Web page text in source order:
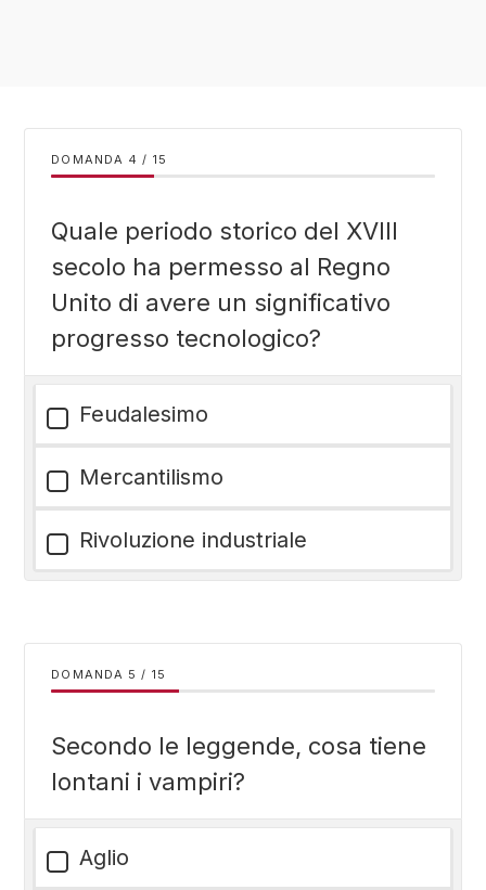
DOMANDA / 15
Quale periodo storico del XVIII
secolo ha permesso al Regno
Unito di avere un significativo
progresso tecnologico?
Feudalesimo
Mercantilismo
Rivoluzione industriale
DOMANDA / 15
Secondo le leggende, cosa tiene
lontani i vampiri?
Aglio